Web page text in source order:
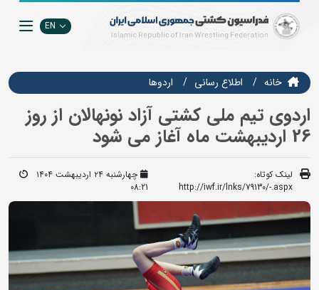
EN
خانه اطلاع رسانی اردوها
اردوی تیم ملی کشتی آزاد نونهالان از روز
26 اردیبهشت ماه آغاز می شود
لینک کوتاه:
http://iwf.ir/lnks/79130/-.aspx
چهارشنبه ۲۴ اردیبهشت ۱۴۰۴
08:21